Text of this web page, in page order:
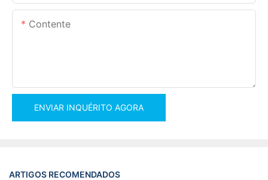
Contente
ENVIAR INQUÉRITO AGORA
ARTIGOS RECOMENDADOS